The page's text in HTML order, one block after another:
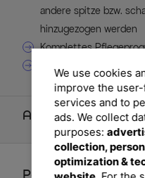
andere spitze bzw.
hinzugezogen werden
Komplettes
schnelle und einfache
Artikelmerkmale
We use cookies
improve the
services and to
ads. We collect
purposes:
collection,
optimization &